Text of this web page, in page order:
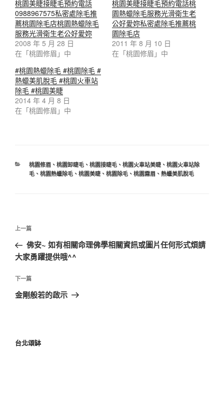
桃園美睫接睫毛預約電話
0988967575私密處除毛推
薦桃園除毛店桃園熱蠟除毛
服務光滑衛生老公好愛妳
2008 年 5 月 28 日
在「桃園修眉」中
桃園美睫接睫毛預約電話桃
園熱蠟除毛服務光滑衛生老
公好愛妳私密處除毛推薦桃
園除毛店
2011 年 8 月 10 日
在「桃園修眉」中
#桃園熱蠟除毛 #桃園除毛 #
熱蠟美肌脫毛 #桃園火車站
除毛 #桃園美睫
2014 年 4 月 8 日
在「桃園修眉」中
桃園修眉 、 桃園卸睫毛、 桃園接睫毛、 桃園火車站美睫、 桃園火車站除
毛、 桃園熱蠟除毛、 桃園美睫、 桃園除毛、 桃園霧眉 、 熱蠟美肌脫毛
上一篇
佛安~ 如有相關命理佛學相關資訊或圖片任何形式煩請
大家勇躍提供哦^^
下一篇
金剛般若的啟示
台北頌缽